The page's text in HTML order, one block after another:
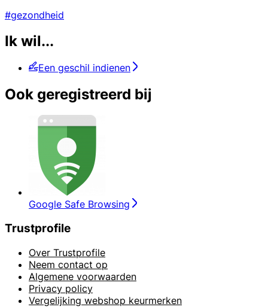
#gezondheid
Ik wil...
Een geschil indienen
Ook geregistreerd bij
Google Safe Browsing
Trustprofile
Over Trustprofile
Neem contact op
Algemene voorwaarden
Privacy policy
Vergelijking webshop keurmerken